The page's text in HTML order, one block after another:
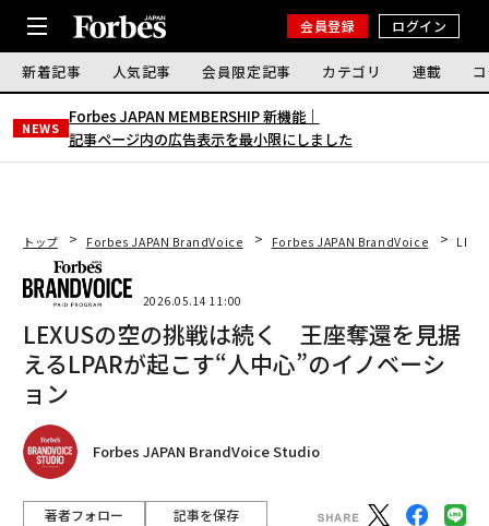
会員登録 ログイン
新着記事 人気記事 会員限定記事 カテゴリ 連載
NEWS
Forbes JAPAN MEMBERSHIP 新機能｜
記事ページ内の広告表示を最小限にしました
トップ Forbes JAPAN BrandVoice Forbes JAPAN BrandVoice
2026.05.14 11:00
LEXUSの空の挑戦は続く 王座奪還を見据
えるLPARが起こす“人中心”のイノベーシ
ョン
Forbes JAPAN BrandVoice Studio
著者フォロー 記事を保存